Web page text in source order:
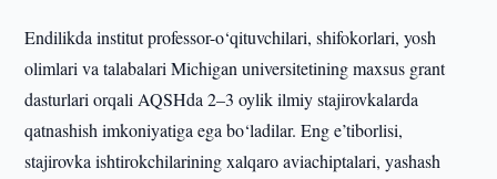
Endilikda institut professor-o‘qituvchilari, shifokorlari, yosh
olimlari va talabalari Michigan universitetining maxsus grant
dasturlari orqali AQSHda 2–3 oylik ilmiy stajirovkalarda
qatnashish imkoniyatiga ega bo‘ladilar. Eng e’tiborlisi,
stajirovka ishtirokchilarining xalqaro aviachiptalari, yashash